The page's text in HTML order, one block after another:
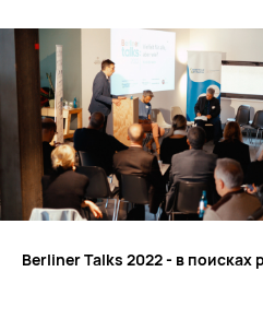
Berliner Talks 2022 - в поисках